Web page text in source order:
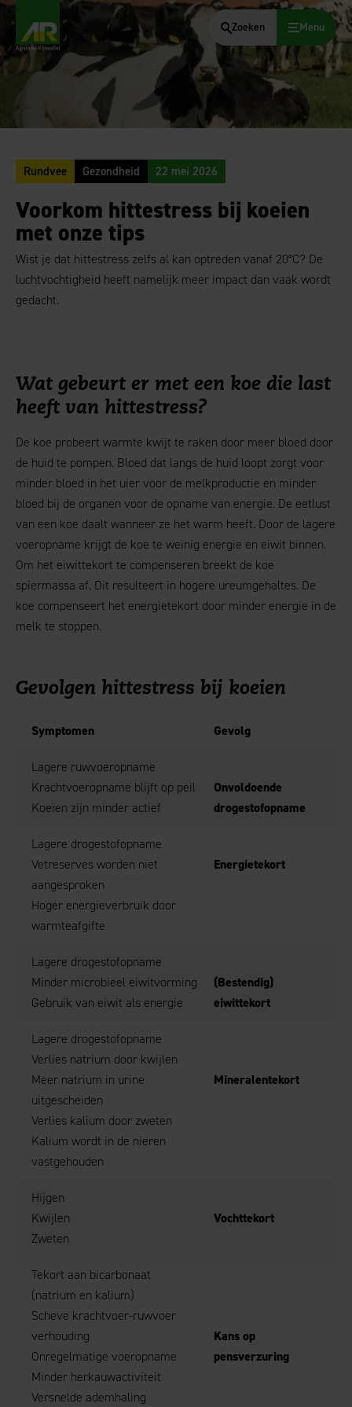
AgruniekRijnvallei
Zoeken Menu
Rundvee Gezondheid 22 mei 2026
Voorkom hittestress bij koeien
met onze tips
Wist je dat hittestress zelfs al kan optreden vanaf 20°C? De
luchtvochtigheid heeft namelijk meer impact dan vaak wordt
gedacht.
Wat gebeurt er met een koe die last
heeft van hittestress?
De koe probeert warmte kwijt te raken door meer bloed door
de huid te pompen. Bloed dat langs de huid loopt zorgt voor
minder bloed in het uier voor de melkproductie en minder
bloed bij de organen voor de opname van energie. De eetlust
van een koe daalt wanneer ze het warm heeft. Door de lagere
voeropname krijgt de koe te weinig energie en eiwit binnen.
Om het eiwittekort te compenseren breekt de koe
spiermassa af. Dit resulteert in hogere ureumgehaltes. De
koe compenseert het energietekort door minder energie in de
melk te stoppen.
Gevolgen hittestress bij koeien
Symptomen Gevolg
Lagere ruwvoeropname
Krachtvoeropname blijft op peil
Koeien zijn minder actief
Onvoldoende
drogestofopname
Lagere drogestofopname
Vetreserves worden niet
aangesproken
Hoger energieverbruik door
warmteafgifte
Energietekort
Lagere drogestofopname
Minder microbieel eiwitvorming
Gebruik van eiwit als energie
(Bestendig)
eiwittekort
Lagere drogestofopname
Verlies natrium door kwijlen
Meer natrium in urine
uitgescheiden
Verlies kalium door zweten
Kalium wordt in de nieren
vastgehouden
Mineralentekort
Hijgen
Kwijlen
Zweten
Vochttekort
Tekort aan bicarbonaat
(natrium en kalium)
Scheve krachtvoer-ruwvoer
verhouding
Onregelmatige voeropname
Minder herkauwactiviteit
Versnelde ademhaling
Kans op
pensverzuring